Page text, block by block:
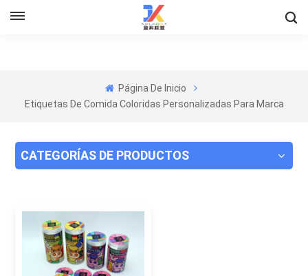
Página De Inicio
Etiquetas De Comida Coloridas Personalizadas Para Marca
CATEGORÍAS DE PRODUCTOS